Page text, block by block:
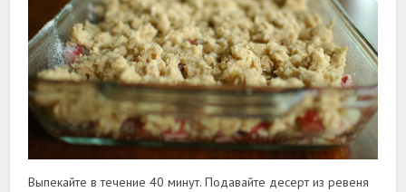
Выпекайте в течение 40 минут. Подавайте десерт из ревеня